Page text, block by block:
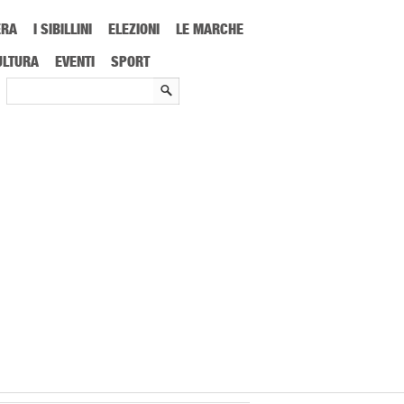
I SIBILLINI ELEZIONI
LE MARCHE
EVENTI SPORT